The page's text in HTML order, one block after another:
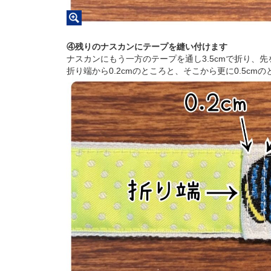
④残りのナスカンにテープを縫い付けます
ナスカンにもう一方のテープを通し3.5cmで折り、
折り端から0.2cmのところと、そこから更に0.5cmの